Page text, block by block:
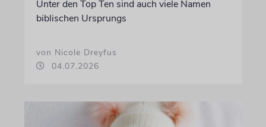
Unter den Top Ten sind auch viele Namen
biblischen Ursprungs
von Nicole Dreyfus
04.07.2026